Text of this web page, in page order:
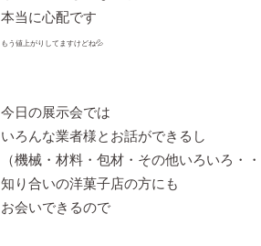
本当に心配です
もう値上がりしてますけどね💦
今日の展示会では
いろんな業者様とお話ができるし
（機械・材料・包材・その他いろいろ・
知り合いの洋菓子店の方にも
お会いできるので